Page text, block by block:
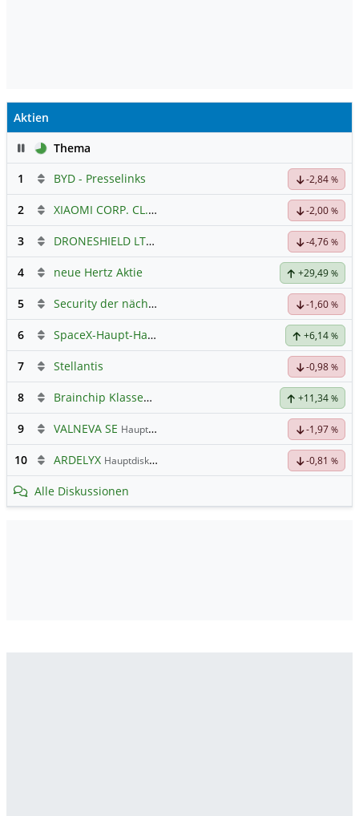
Aktien
PauseThema
1
BYD - Presselinks -2,84 %
2 XIAOMI CORP. CL.B -2,00 %
3 DRONESHIELD LTD -4,76 %
4 neue Hertz Aktie +29,49 %
5 Security der nächsten Generation -1,60 %
6 SpaceX-Haupt-Hauptforum +6,14 %
7 Stellantis -0,98 %
8 Brainchip Klassengruppe +11,34 %
9 VALNEVA SE Hauptdiskussion -1,97 %
10 ARDELYX Hauptdiskussion -0,81 %
Alle Diskussionen